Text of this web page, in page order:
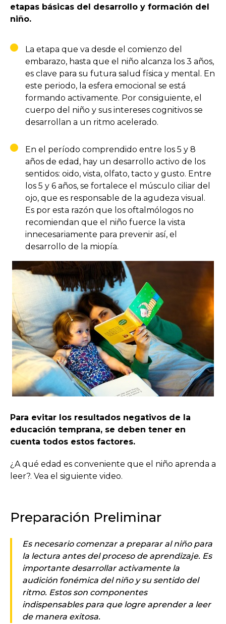
etapas básicas del desarrollo y formación del
niño.
La etapa que va desde el comienzo del
embarazo, hasta que el niño alcanza los 3 años,
es clave para su futura salud física y mental. En
este periodo, la esfera emocional se está
formando activamente. Por consiguiente, el
cuerpo del niño y sus intereses cognitivos se
desarrollan a un ritmo acelerado.
En el período comprendido entre los 5 y 8
años de edad, hay un desarrollo activo de los
sentidos: oido, vista, olfato, tacto y gusto. Entre
los 5 y 6 años, se fortalece el músculo ciliar del
ojo, que es responsable de la agudeza visual.
Es por esta razón que los oftalmólogos no
recomiendan que el niño fuerce la vista
innecesariamente para prevenir así, el
desarrollo de la miopía.
Para evitar los resultados negativos de la
educación temprana, se deben tener en
cuenta todos estos factores.
¿A qué edad es conveniente que el niño aprenda a
leer?. Vea el siguiente video.
Preparación Preliminar
Es necesario comenzar a preparar al niño para
la lectura antes del proceso de aprendizaje. Es
importante desarrollar activamente la
audición fonémica del niño y su sentido del
ritmo. Estos son componentes
indispensables para que logre aprender a leer
de manera exitosa.